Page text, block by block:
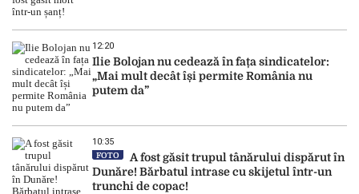
12:20
Ilie Bolojan nu cedează în fața sindicatelor:
„Mai mult decât își permite România nu
putem da”
10:35
FOTO
A fost găsit trupul tânărului dispărut în
Dunăre! Bărbatul intrase cu skijetul într-un
trunchi de copac!